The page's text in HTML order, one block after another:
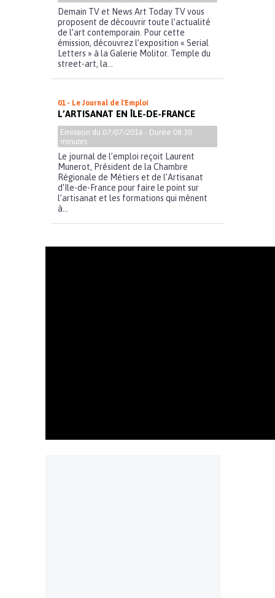
Demain TV et News Art Today TV vous
proposent de découvrir toute l’actualité
de l’art contemporain. Pour cette
émission, découvrez l’exposition « Serial
Letters » à la Galerie Molitor. Temple du
street-art, la...
01 - Le Journal de l'Emploi
L’ARTISANAT EN ÎLE-DE-FRANCE
Emission du 07/07/2016 - Durée 08:30
minutes
Le journal de l’emploi reçoit Laurent
Munerot, Président de la Chambre
Régionale de Métiers et de l’Artisanat
d’Ile-de-France pour faire le point sur
l’artisanat et les formations qui mènent
à...